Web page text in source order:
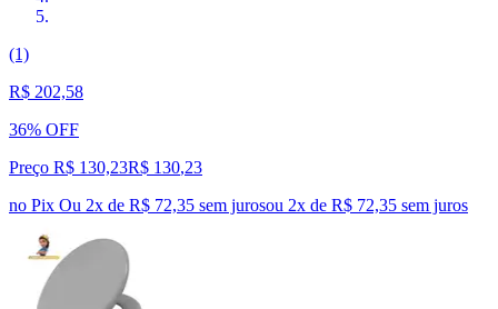
(1)
R$ 202,58
36% OFF
Preço R$ 130,23R$ 130,23
no Pix Ou 2x de R$ 72,35 sem jurosou 2x de R$ 72,35 sem juros